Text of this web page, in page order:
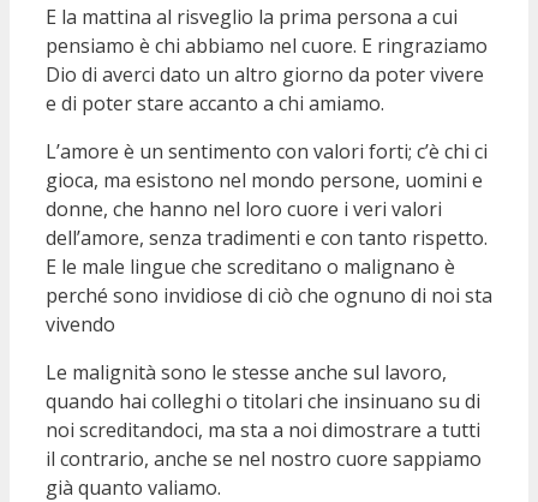
E la mattina al risveglio la prima persona a cui
pensiamo è chi abbiamo nel cuore. E ringraziamo
Dio di averci dato un altro giorno da poter vivere
e di poter stare accanto a chi amiamo.
L’amore è un sentimento con valori forti; c’è chi ci
gioca, ma esistono nel mondo persone, uomini e
donne, che hanno nel loro cuore i veri valori
dell’amore, senza tradimenti e con tanto rispetto.
E le male lingue che screditano o malignano è
perché sono invidiose di ciò che ognuno di noi sta
vivendo
Le malignità sono le stesse anche sul lavoro,
quando hai colleghi o titolari che insinuano su di
noi screditandoci, ma sta a noi dimostrare a tutti
il contrario, anche se nel nostro cuore sappiamo
già quanto valiamo.